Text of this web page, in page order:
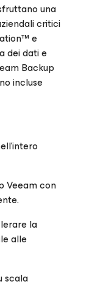
una
critici
e
dei dati e
Backup
incluse
Veeam con
la
alle
scala